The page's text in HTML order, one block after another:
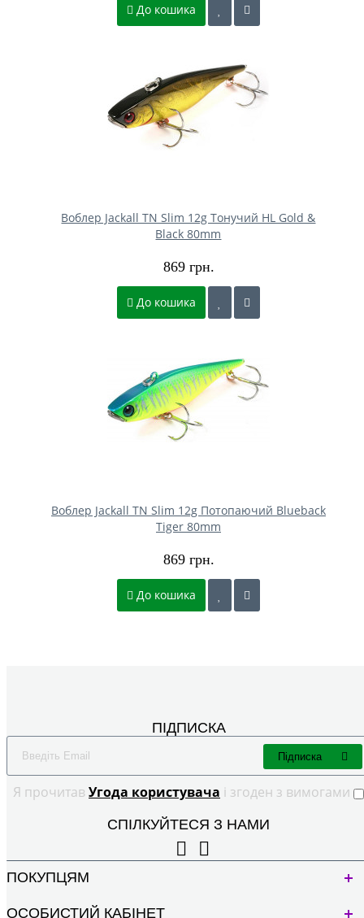
До кошика
Воблер Jackall TN Slim 12g Тонучий HL Gold &
Black 80mm
869 грн.
До кошика
Воблер Jackall TN Slim 12g Потопаючий Blueback
Tiger 80mm
869 грн.
До кошика
ПІДПИСКА
Я прочитав Угода користувача і згоден з вимогами
Підписка
СПІЛКУЙТЕСЯ З НАМИ
ПОКУПЦЯМ
ОСОБИСТИЙ КАБІНЕТ